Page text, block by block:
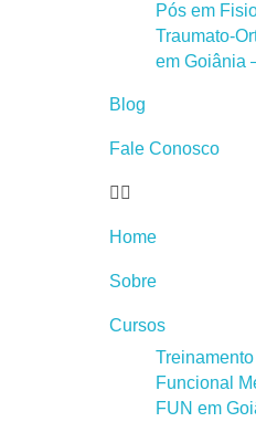
Pós em
Traumato-
em Goiânia
Blog
Fale Conosco
Home
Sobre
Cursos
Treinamento
Funcional
FUN em